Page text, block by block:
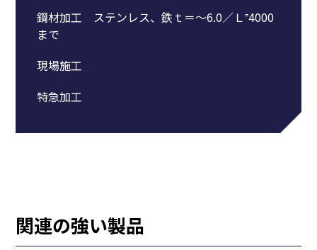
鋼材加工 ステンレス、鉄ｔ＝～6.0／Ｌ⁼4000
まで
現場施工
特急加工
関連の強い製品